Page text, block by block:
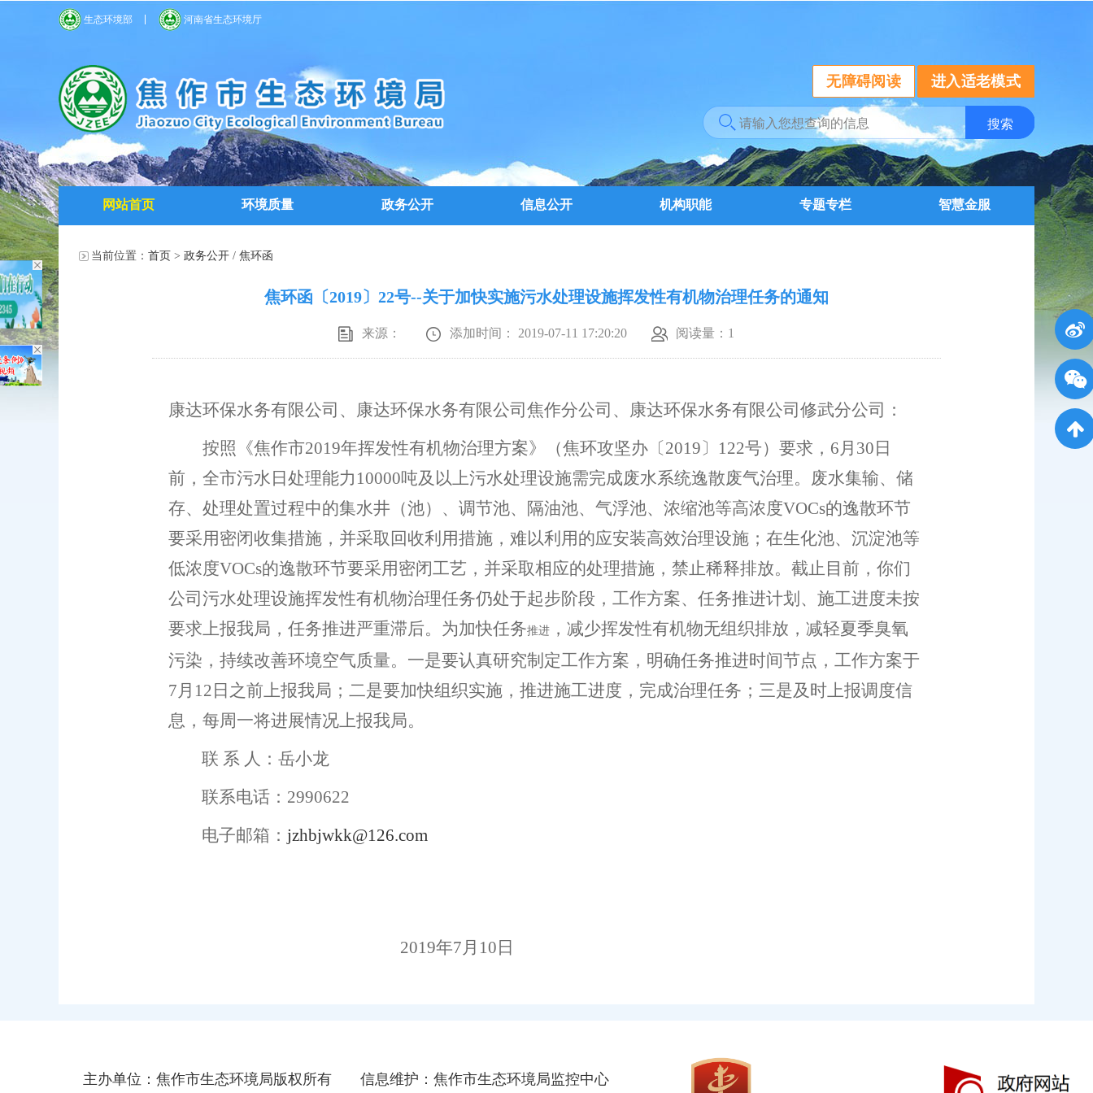
生态环境部 河南省生态环境厅
无障碍阅读 进入适老模式
网站首页 环境质量 政务公开 信息公开 机构职能 专题专栏 智慧金服
当前位置： 首页 > 政务公开 / 焦环函
焦环函〔2019〕22号--关于加快实施污水处理设施挥发性有机物治理任务的通知
来源： 添加时间： 2019-07-11 17:20:20 阅读量： 1
康达环保水务有限公司、康达环保水务有限公司焦作分公司、康达环保水务有限公司修武分公司 ：
按照《焦作市2019年挥发性有机物治理方案》（焦环攻坚办〔2019〕122号）要求，6月30日
前，全市污水日处理能力10000吨及以上污水处理设施需完成废水系统逸散废气治理。废水集输、储
存、处理处置过程中的集水井（池）、调节池、隔油池、气浮池、浓缩池等高浓度VOCs的逸散环节
要采用密闭收集措施，并采取回收利用措施，难以利用的应安装高效治理设施；在生化池、沉淀池等
低浓度VOCs的逸散环节要采用密闭工艺，并采取相应的处理措施，禁止稀释排放。截止目前，你们
公司污水处理设施挥发性有机物治理任务仍处于起步阶段，工作方案、任务推进计划、施工进度未按
要求上报我局，任务推进严重滞后。为加快任务推进 ，减少挥发性有机物无组织排放，减轻夏季臭氧
污染，持续改善环境空气质量。 一是要认真研究制定工作方案，明确任务推进时间节点，工作方案于
7月 12 日之前上报我局 ；二是要加快组织实施，推进施工进度，完成治理任务；三是及时上报调度信
息，每周一将进展情况上报我局。
联 系 人：岳小龙
联系电话： 2990622
电子邮箱： jzhbjwkk@126.com
2019年7月 10 日
主办单位：焦作市生态环境局版权所有 信息维护：焦作市生态环境局监控中心